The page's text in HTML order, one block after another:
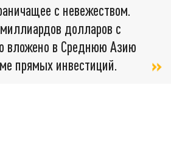
с невежеством.
долларов с
вложено в Среднюю Азию
прямых инвестиций.